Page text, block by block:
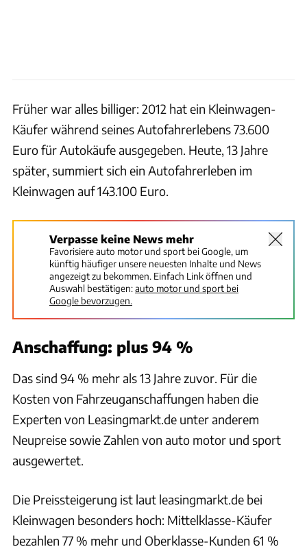
Früher war alles billiger: 2012 hat ein Kleinwagen-
Käufer während seines Autofahrerlebens 73.600
Euro für Autokäufe ausgegeben. Heute, 13 Jahre
später, summiert sich ein Autofahrerleben im
Kleinwagen auf 143.100 Euro.
Verpasse keine News mehr
Favorisiere auto motor und sport bei Google, um
künftig häufiger unsere neuesten Inhalte und News
angezeigt zu bekommen. Einfach Link öffnen und
Auswahl bestätigen:auto motor und sport bei
Google bevorzugen.
Anschaffung: plus 94 %
Das sind 94 % mehr als 13 Jahre zuvor. Für die
Kosten von Fahrzeuganschaffungen haben die
Experten von Leasingmarkt.de unter anderem
Neupreise sowie Zahlen von auto motor und sport
ausgewertet.
Die Preissteigerung ist laut leasingmarkt.de bei
Kleinwagen besonders hoch: Mittelklasse-Käufer
bezahlen 77 % mehr und Oberklasse-Kunden 61 %